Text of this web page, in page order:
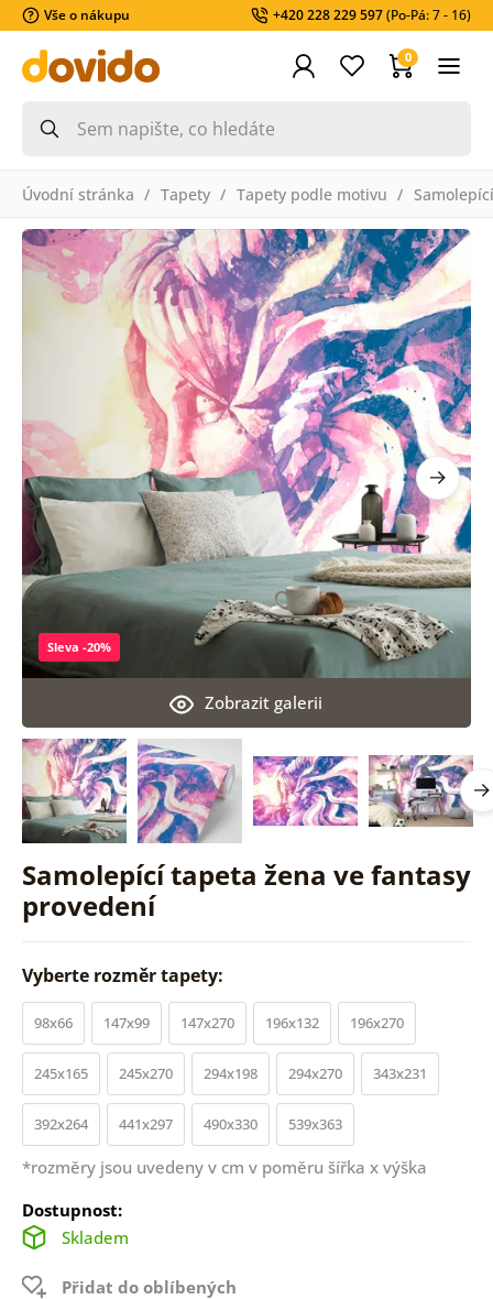
Vše o nákupu +420 228 229 597(Po-Pá: 7 - 16)
0
Úvodní stránka Tapety Tapety podle motivu
Samolepící tapeta žena ve fantasy
provedení
Zobrazit galerii
Sleva -20%
Vyberte rozměr tapety:
98x66 147x99 147x270 196x132 196x270
245x165 245x270 294x198 294x270 343x231
392x264 441x297 490x330 539x363
*rozměry jsou uvedeny v cm v poměru šířka x výška
Dostupnost:
Skladem
Přidat do oblíbených